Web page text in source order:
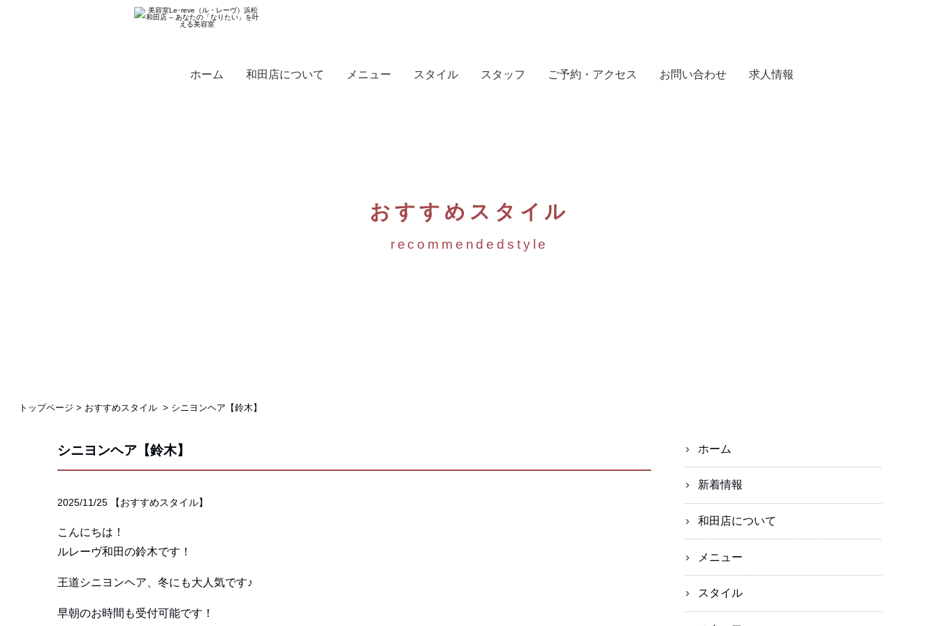
ホーム 和田店について メニュー スタイル スタッフ ご予約・アクセス お問い合わせ 求人情報
おすすめスタイル
recommendedstyle
トップページ > おすすめスタイル > シニヨンヘア【鈴木】
シニヨンヘア【鈴木】
2025/11/25 【おすすめスタイル】
こんにちは！
ルレーヴ和田の鈴木です！
王道シニヨンヘア、冬にも大人気です♪
早朝のお時間も受付可能です！
ホーム
新着情報
和田店について
メニュー
スタイル